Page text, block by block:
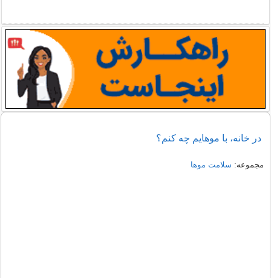
در خانه، با موهايم چه كنم؟
مجموعه: سلامت موها